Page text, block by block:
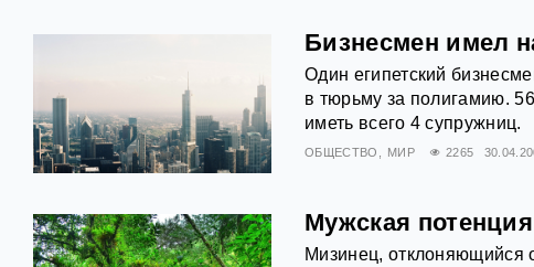
Бизнесмен имел
Один египетский
в тюрьму за полигамию.
иметь всего 4 супружниц.
ОБЩЕСТВО МИР 2265
Мужская
Мизинец, отклоняющийся